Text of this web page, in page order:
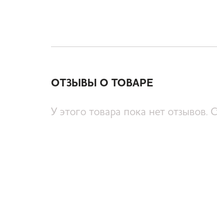
ОТЗЫВЫ О ТОВАРЕ
У этого товара пока нет отзывов.